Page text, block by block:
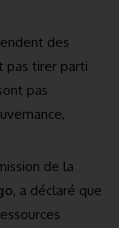
des
pas tirer parti
pas
de la
, a déclaré que